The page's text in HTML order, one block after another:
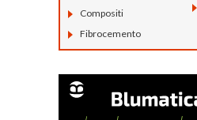
Compositi
Fibrocemento